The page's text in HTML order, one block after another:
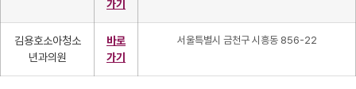
가기
김용호소아청소
년과의원
바로
가기
서울특별시 금천구 시흥동 856-22